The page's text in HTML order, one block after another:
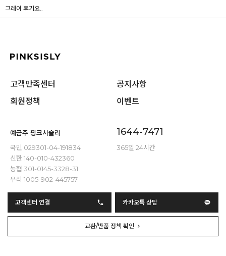
그레이 후기요..
고객만족센터
공지사항
회원정책
이벤트
예금주 핑크시슬리
국민 029301-04-191834
신한 140-010-432360
농협 301-0145-3328-31
우리 1005-902-445757
1644-7471
365일 24시간
고객센터 연결 카카오톡 상담
교환/반품 정책 확인